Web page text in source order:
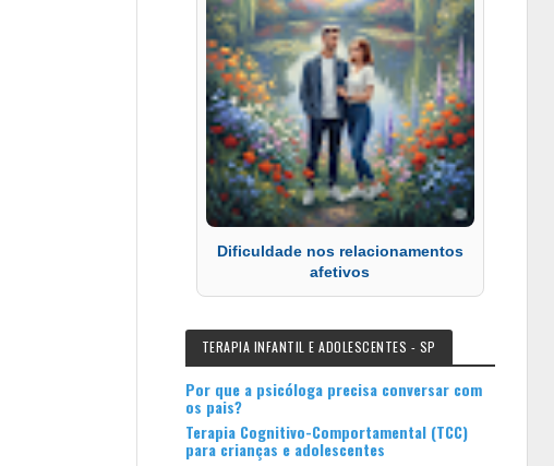
Dificuldade nos relacionamentos
afetivos
TERAPIA INFANTIL E ADOLESCENTES - SP
Por que a psicóloga precisa conversar com
os pais?
Terapia Cognitivo-Comportamental (TCC)
para crianças e adolescentes